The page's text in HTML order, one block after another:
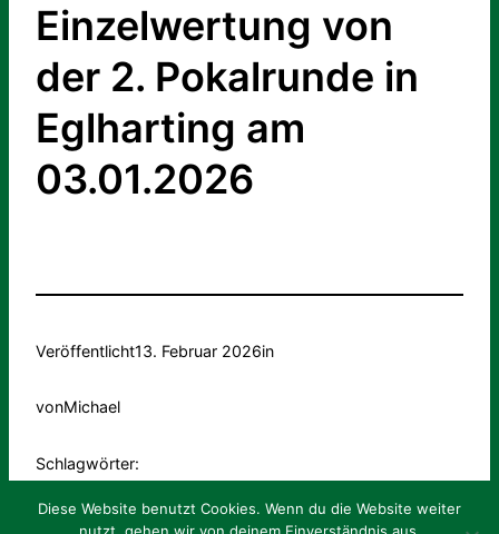
Einzelwertung von
der 2. Pokalrunde in
Eglharting am
03.01.2026
Veröffentlicht13. Februar 2026in
vonMichael
Schlagwörter:
Diese Website benutzt Cookies. Wenn du die Website weiter